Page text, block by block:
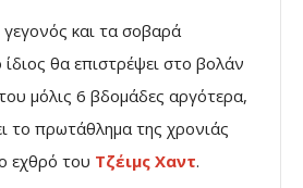
και τα σοβαρά
θα επιστρέψει στο βολάν
μόλις 6 βδομάδες αργότερα,
το πρωτάθλημα της χρονιάς
εχθρό του Τζέιμς Χαντ.